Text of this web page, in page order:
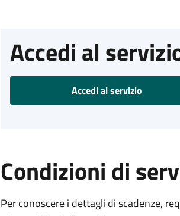
Accedi al
Accedi al servizio
Condizioni di
Per conoscere i dettagli di scadenze,